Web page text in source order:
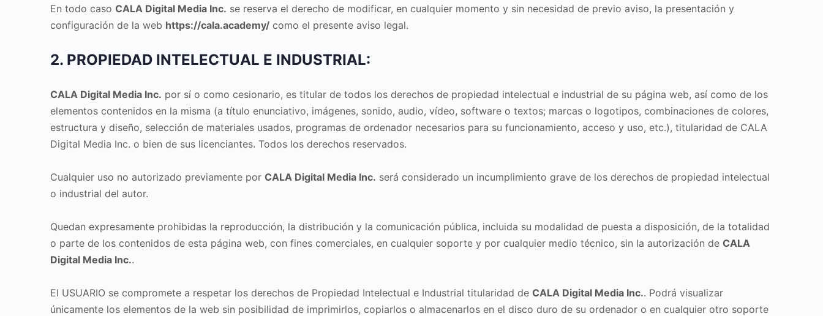
En todo caso CALA Digital Media Inc. se reserva el derecho de modificar, en cualquier momento y sin necesidad de previo aviso, la presentación y
configuración de la web https://cala.academy/ como el presente aviso legal.
2. PROPIEDAD INTELECTUAL E INDUSTRIAL:
CALA Digital Media Inc. por sí o como cesionario, es titular de todos los derechos de propiedad intelectual e industrial de su página web, así como de los
elementos contenidos en la misma (a título enunciativo, imágenes, sonido, audio, vídeo, software o textos; marcas o logotipos, combinaciones de colores,
estructura y diseño, selección de materiales usados, programas de ordenador necesarios para su funcionamiento, acceso y uso, etc.), titularidad de CALA
Digital Media Inc. o bien de sus licenciantes. Todos los derechos reservados.
Cualquier uso no autorizado previamente por CALA Digital Media Inc. será considerado un incumplimiento grave de los derechos de propiedad intelectual
o industrial del autor.
Quedan expresamente prohibidas la reproducción, la distribución y la comunicación pública, incluida su modalidad de puesta a disposición, de la totalidad
o parte de los contenidos de esta página web, con fines comerciales, en cualquier soporte y por cualquier medio técnico, sin la autorización de CALA
Digital Media Inc..
El USUARIO se compromete a respetar los derechos de Propiedad Intelectual e Industrial titularidad de CALA Digital Media Inc.. Podrá visualizar
únicamente los elementos de la web sin posibilidad de imprimirlos, copiarlos o almacenarlos en el disco duro de su ordenador o en cualquier otro soporte